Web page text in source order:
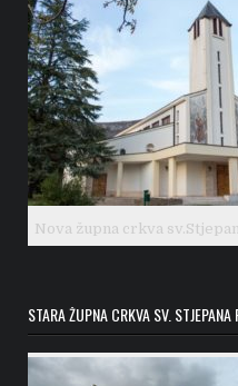
Nova župna crkva
STARA ŽUPNA CRKVA SV.